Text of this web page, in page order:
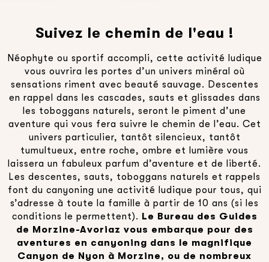
Suivez le chemin de l'eau !
Néophyte ou sportif accompli, cette activité ludique
vous ouvrira les portes d’un univers minéral où
sensations riment avec beauté sauvage. Descentes
en rappel dans les cascades, sauts et glissades dans
les toboggans naturels, seront le piment d’une
aventure qui vous fera suivre le chemin de l’eau. Cet
univers particulier, tantôt silencieux, tantôt
tumultueux, entre roche, ombre et lumière vous
laissera un fabuleux parfum d’aventure et de liberté.
Les descentes, sauts, toboggans naturels et rappels
font du canyoning une activité ludique pour tous, qui
s’adresse à toute la famille à partir de 10 ans (si les
conditions le permettent). Le Bureau des Guides
de Morzine-Avoriaz vous embarque pour des
aventures en canyoning dans le magnifique
Canyon de Nyon à Morzine, ou de nombreux